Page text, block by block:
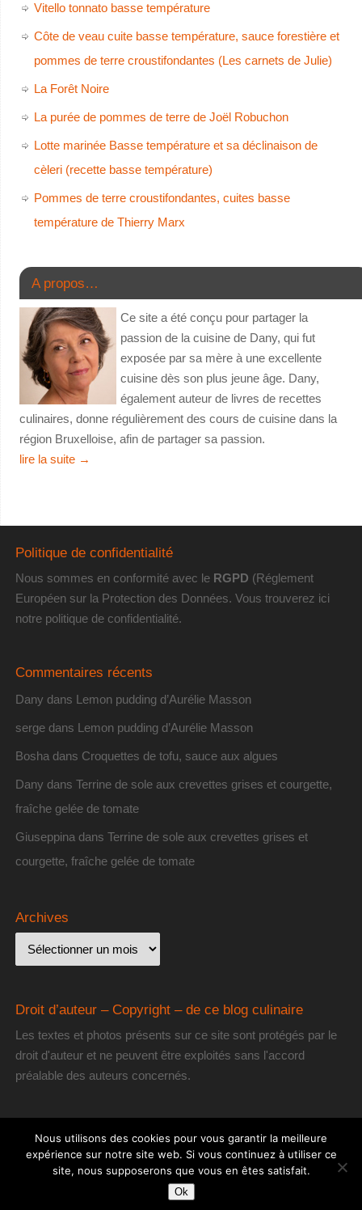
Vitello tonnato basse température
Côte de veau cuite basse température, sauce forestière et
pommes de terre croustifondantes (Les carnets de Julie)
La Forêt Noire
La purée de pommes de terre de Joël Robuchon
Lotte marinée Basse température et sa déclinaison de
cèleri (recette basse température)
Pommes de terre croustifondantes, cuites basse
température de Thierry Marx
A propos…
Ce site a été conçu pour partager la
passion de la cuisine de Dany, qui fut
exposée par sa mère à une excellente
cuisine dès son plus jeune âge. Dany,
également auteur de livres de recettes
culinaires, donne régulièrement des cours de cuisine dans la
région Bruxelloise, afin de partager sa passion.
lire la suite →
Politique de confidentialité
Nous sommes en conformité avec le RGPD (Réglement
Européen sur la Protection des Données. Vous trouverez ici
notre politique de confidentialité.
Commentaires récents
Dany dans Lemon pudding d’Aurélie Masson
sergedans Lemon pudding d’Aurélie Masson
Bosha dans Croquettes de tofu, sauce aux algues
Dany dans Terrine de sole aux crevettes grises et courgette,
fraîche gelée de tomate
Giuseppina dans Terrine de sole aux crevettes grises et
courgette, fraîche gelée de tomate
Archives
Droit d’auteur – Copyright – de ce blog culinaire
Les textes et photos présents sur ce site sont protégés par le
droit d'auteur et ne peuvent être exploités sans l'accord
préalable des auteurs concernés.
[les] Gourmantissimes| Fièrement propulsé par Mantra&WordPress.
Nous utilisons des cookies pour vous garantir la meilleure
expérience sur notre site web. Si vous continuez à utiliser ce
site, nous supposerons que vous en êtes satisfait.
Ok